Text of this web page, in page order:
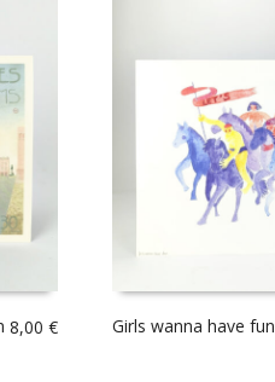
8,00€ Girls wanna have fun